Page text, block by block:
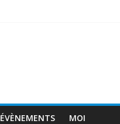
ÉVÈNEMENTS MOI